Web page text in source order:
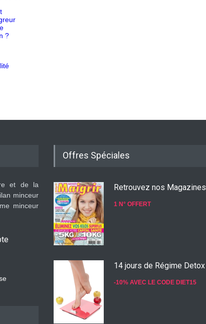
?
et de la
minceur
minceur
Offres Spéciales
Retrouvez nos Magazines
1 N° OFFERT
14 jours de Régime Detox
-10% AVEC LE CODE DIET15